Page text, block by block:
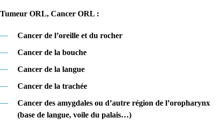
Tumeur ORL, Cancer ORL :
—
Cancer de l’oreille et du rocher
—
Cancer de la bouche
—
Cancer de la langue
—
Cancer de la trachée
—
Cancer des amygdales ou d’autre région de l’oropharynx
(base de langue, voile du palais…)